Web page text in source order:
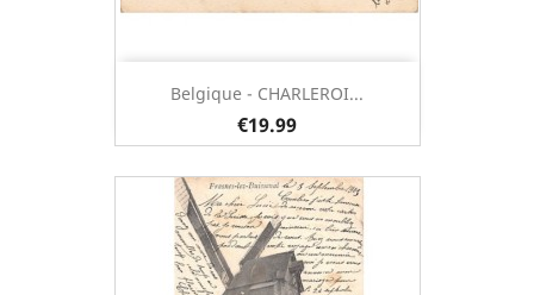
Belgique - CHARLEROI...
€19.99